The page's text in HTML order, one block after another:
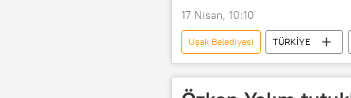
17 Nisan, 10:10
Uşak Belediyesi TÜRKİYE
Eşme
Uşak